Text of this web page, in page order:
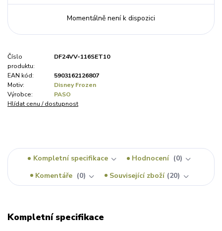
Momentálně není k dispozici
Číslo
produktu:
DF24VV-116SET10
EAN kód:
5903162126807
Motiv:
Disney Frozen
Výrobce:
PASO
Hlídat cenu / dostupnost
Kompletní specifikace Hodnocení
0
Komentáře
0 Související zboží 20
Kompletní specifikace